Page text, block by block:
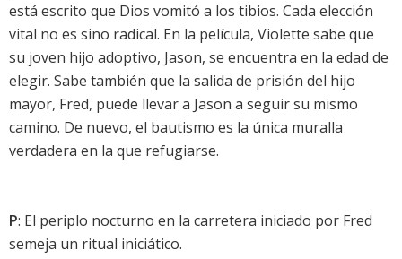
está escrito que Dios vomitó a los tibios. Cada elección
vital no es sino radical. En la película, Violette sabe que
su joven hijo adoptivo, Jason, se encuentra en la edad de
elegir. Sabe también que la salida de prisión del hijo
mayor, Fred, puede llevar a Jason a seguir su mismo
camino. De nuevo, el bautismo es la única muralla
verdadera en la que refugiarse.
P: El periplo nocturno en la carretera iniciado por Fred
semeja un ritual iniciático.